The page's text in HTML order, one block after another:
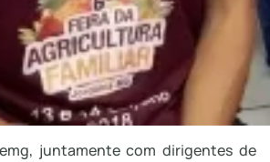
juntamente com dirigentes de